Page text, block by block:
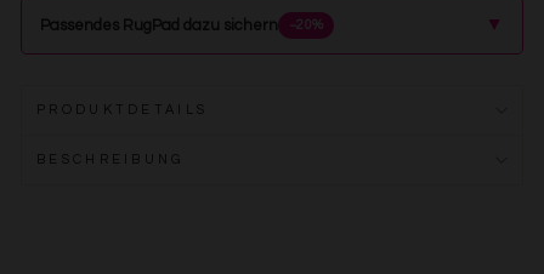
Passendes RugPad dazu sichern −20% ▲
PRODUKTDETAILS
BESCHREIBUNG